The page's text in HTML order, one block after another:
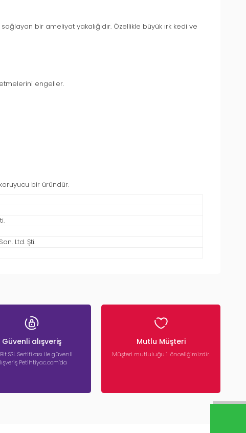
bir ameliyat yakalığıdır. Özellikle büyük ırk kedi ve
etmelerini engeller.
bir üründür.
Ltd. Şti.
Güvenli alışveriş
SSL Sertifikası ile güvenli
Petihtiyac.com’da
Mutlu Müşteri
Müşteri mutluluğu 1. önceliğimizdir.